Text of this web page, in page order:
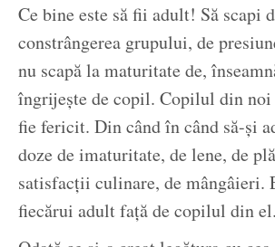
Ce bine este să fii adult! Să scapi
constrângerea grupului, de
nu scapă la maturitate de,
îngrijește de copil. Copilul din noi
fie fericit. Din când în când să-și
doze de imaturitate, de lene, de
satisfacții culinare, de mângâieri.
fiecărui adult față de copilul din el.